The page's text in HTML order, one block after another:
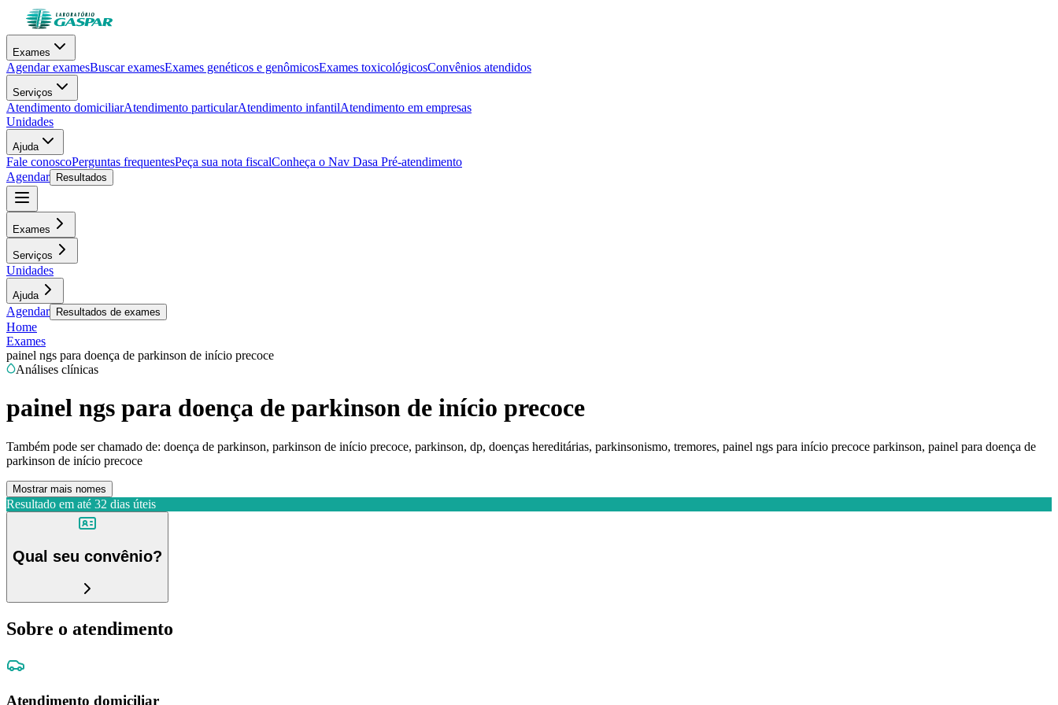
Exames
Agendar examesBuscar examesExames genéticos e genômicosExames toxicológicosConvênios atendidos
Serviços
Atendimento domiciliarAtendimento particularAtendimento infantilAtendimento em empresas
Unidades
Ajuda
Fale conoscoPerguntas frequentesPeça sua nota fiscalConheça o Nav Dasa Pré-atendimento
Agendar
Resultados
Exames
Serviços
Unidades
Ajuda
Agendar Resultados de exames
Home
Exames
painel ngs para doença de parkinson de início precoce
Análises clínicas
painel ngs para doença de parkinson de início precoce
Também pode ser chamado de: doença de parkinson, parkinson de início precoce, parkinson, dp, doenças hereditárias, parkinsonismo, tremores, painel ngs para início precoce parkinson, painel para doença de
parkinson de início precoce
Mostrar mais nomes
Resultado em até 32 dias úteis
Qual seu convênio?
Sobre o atendimento
Atendimento domiciliar